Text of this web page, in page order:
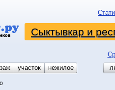
Сыктывкар и
участок
нежилое